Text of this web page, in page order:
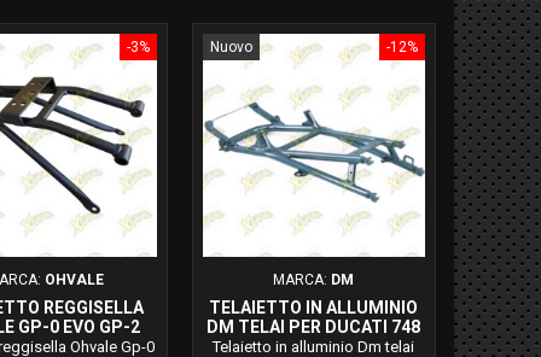
-3%
OHVALE
REGGISELLA
GP-0 EVO GP-2
Ohvale Gp-0
-12%
Nuovo
MARCA: DM
TELAIETTO IN ALLUMINIO
DM TELAI PER DUCATI 748
916 996 998 D002
Telaietto in alluminio Dm telai